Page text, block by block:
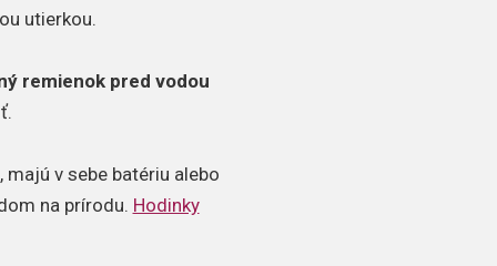
utierkou.
remienok pred vodou
v sebe batériu alebo
na prírodu. Hodinky